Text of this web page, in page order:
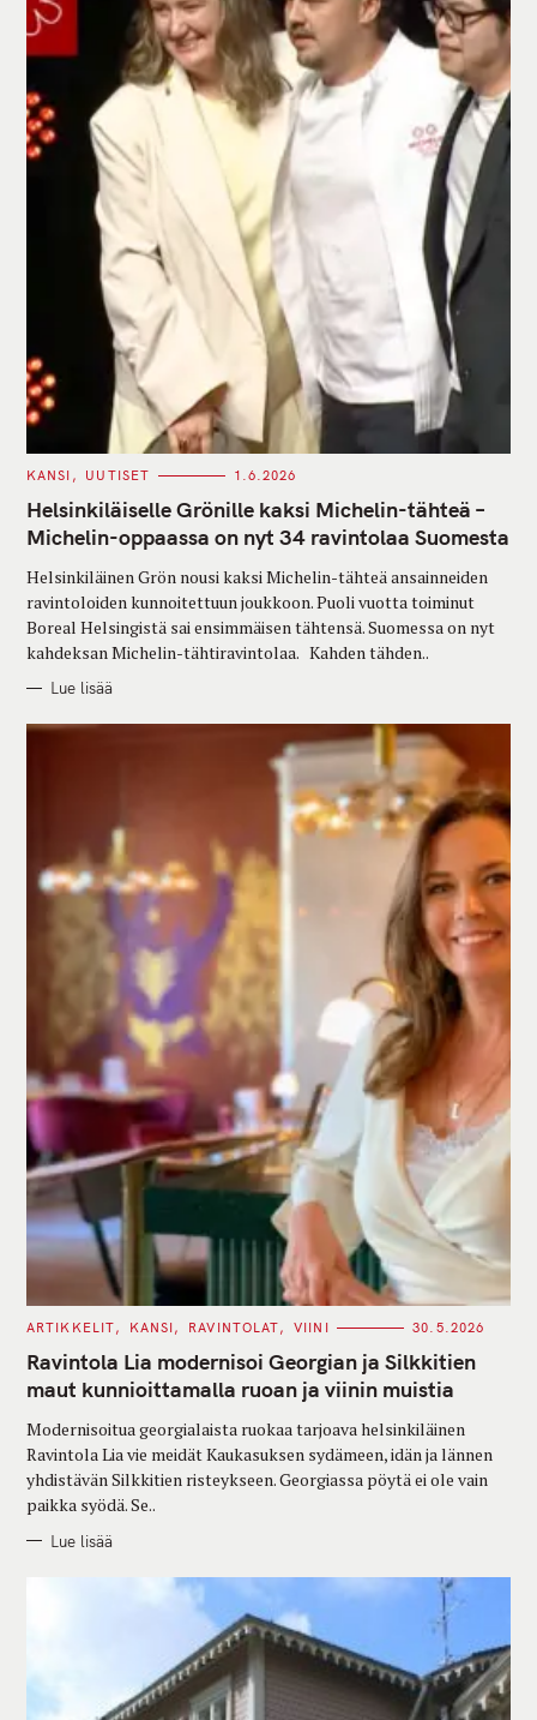
C
T
E
G
O
I
S
KANSI UUTISET 1.6.2026
Helsinkiläiselle Grönille kaksi Michelin-tähteä –
Michelin-oppaassa on nyt 34 ravintolaa Suomesta
Helsinkiläinen Grön nousi kaksi Michelin-tähteä ansainneiden
ravintoloiden kunnoitettuun joukkoon. Puoli vuotta toiminut
Boreal Helsingistä sai ensimmäisen tähtensä. Suomessa on nyt
kahdeksan Michelin-tähtiravintolaa. Kahden tähden..
Lue lisää
C
T
E
G
O
I
S
ARTIKKELIT KANSI RAVINTOLAT VIINI 30.5.2026
Ravintola Lia modernisoi Georgian ja Silkkitien
maut kunnioittamalla ruoan ja viinin muistia
Modernisoitua georgialaista ruokaa tarjoava helsinkiläinen
Ravintola Lia vie meidät Kaukasuksen sydämeen, idän ja lännen
yhdistävän Silkkitien risteykseen. Georgiassa pöytä ei ole vain
paikka syödä. Se..
Lue lisää